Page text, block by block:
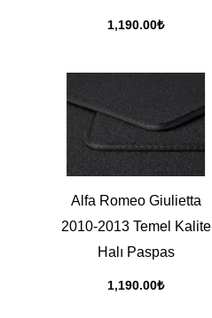
1,190.00₺
Alfa Romeo Giulietta
2010-2013 Temel Kalite
Halı Paspas
1,190.00₺